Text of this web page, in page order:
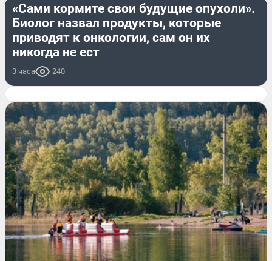
«Сами кормите свои будущие опухоли».
Биолог назвал продукты, которые
приводят к онкологии, сам он их
никогда не ест
3 часа 240